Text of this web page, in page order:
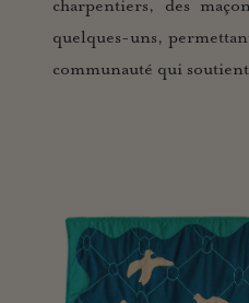
charpentiers, des
quelques-uns,
communauté qui